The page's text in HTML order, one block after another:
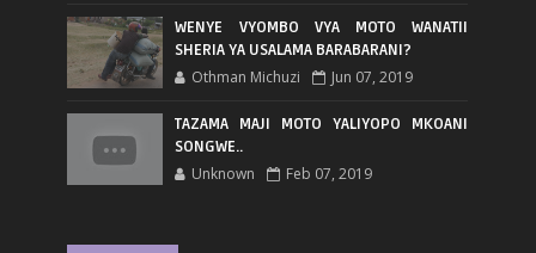
WENYE VYOMBO VYA MOTO WANATII
SHERIA YA USALAMA BARABARANI?
Othman Michuzi Jun 07, 2019
TAZAMA MAJI MOTO YALIYOPO MKOANI
SONGWE..
Unknown Feb 07, 2019